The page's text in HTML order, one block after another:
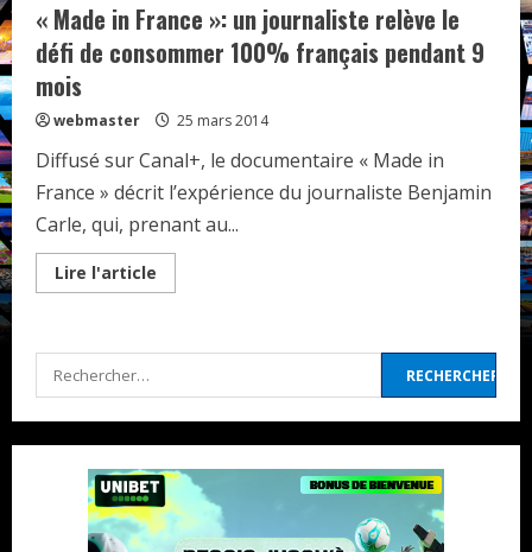
« Made in France »: un journaliste relève le
défi de consommer 100% français pendant 9
mois
webmaster 25 mars 2014
Diffusé sur Canal+, le documentaire « Made in
France » décrit l’expérience du journaliste Benjamin
Carle, qui, prenant au...
Lire l'article
more
France »:
relève
le
consommer
100%
français
pendant
9
Rechercher :